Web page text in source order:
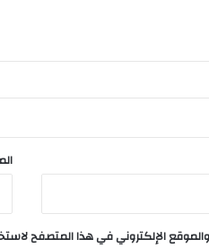
الإلكتروني في هذا المتصفح